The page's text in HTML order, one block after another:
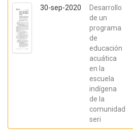
30-sep-2020
Desarrollo
de un
programa
de
educación
acuática
en la
escuela
indígena
de la
comunidad
seri